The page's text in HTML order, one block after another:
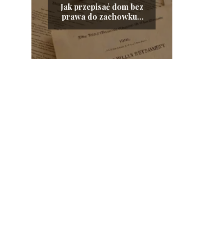
Jak przepisać dom bez
prawa do zachowku?
Krok po kroku